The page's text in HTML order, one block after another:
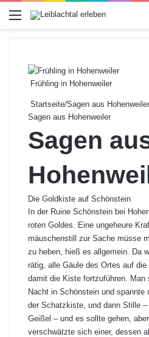
Menü
Frühling in Hohenweiler
Startseite/Sagen aus Hohenweiler
Sagen aus Hohenweiler
Sagen
Die Goldkiste auf Schönstein
In der Ruine Schönstein bei
roten Goldes. Eine ungeheure
mäuschenstill zur Sache müsse
zu heben, hieß es allgemein. Da
rätig, alle Gäule des Ortes auf die
damit die Kiste fortzuführen.
Nacht in Schönstein und spannte
der Schatzkiste, und dann Stille
Geißel – und es sollte gehen,
verschwätzte sich einer, dessen